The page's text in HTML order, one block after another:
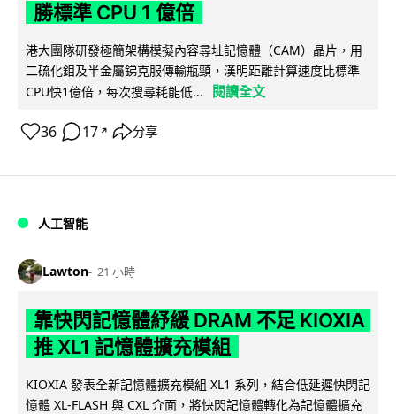
勝標準 CPU 1 億倍
港大團隊研發極簡架構模擬內容尋址記憶體（CAM）晶片，用
二硫化鉬及半金屬銻克服傳輸瓶頸，漢明距離計算速度比標準
CPU快1億倍，每次搜尋耗能低...
閱讀全文
36 17 ↗ 分享
人工智能
Lawton 21 小時
靠快閃記憶體紓緩 DRAM 不足 KIOXIA
推 XL1 記憶體擴充模組
KIOXIA 發表全新記憶體擴充模組 XL1 系列，結合低延遲快閃記
憶體 XL-FLASH 與 CXL 介面，將快閃記憶體轉化為記憶體擴充